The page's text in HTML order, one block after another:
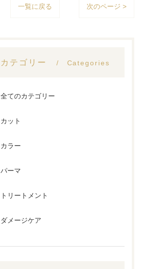
一覧に戻る 次のページ >
カテゴリー Categories
全てのカテゴリー
カット
カラー
パーマ
トリートメント
ダメージケア